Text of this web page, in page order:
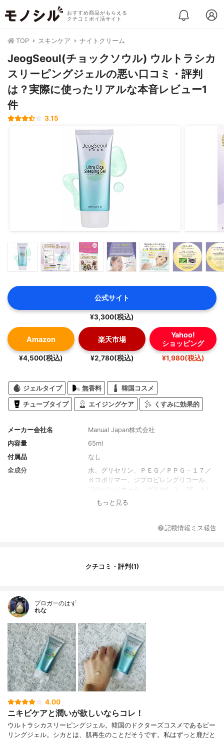
おすすめ商品がもらえる
クチコミポイ活サイト
TOP スキンケア ナイトクリーム
JeogSeoul(チョックソウル) ウルトラシカ
スリーピングジェルの悪い口コミ・評判
は？実際に使ったリアルな本音レビュー1
件
3.15
公式サイト
¥3,300(税込)
Amazon
¥4,500(税込)
楽天市場
¥2,780(税込)
Yahoo!
ショッピング
¥1,980(税込)
ジェルタイプ 無香料 韓国コスメ
チューブタイプ エイジングケア くすみに効果的
メーカー会社名
Manual Japan株式会社
内容量
65ml
付属品
なし
全成分
水、グリセリン、ＰＥＧ／ＰＰＧ－１７／
６コポリマー、ジプロピレングリコール、
プロパンジオール、グリセレス－26、トレ
ハロース、ポリアクリロイルジメチルタウ
サッカリドガム－1、パンテノール、酸化チ
ロース、ヨモギ葉エキス、カンテン、アル
バムグラエキス、メシマコブエキス、レイ
シエキス、ハス花エキス、メリアアザジラ
クタ花エキス、ビフィズス菌培養溶解質、
ツボクサエキス、ラクトース、フユムシナ
ツクサタケエキス、マデカッソシド、３－
Ｏ－エチルアスコルビン酸
香り
無香料
もっと見る
記載情報ミス報告
クチコミ・評判(1)
ブロガーのはず
れな
4.00
ニキビケアと潤いが欲しいならコレ！
ウルトラシカスリーピングジェル。韓国のドクターズコスメであるピー
リングジェル。シカとは、肌再生のことだそうです。私はずっと鹿だと